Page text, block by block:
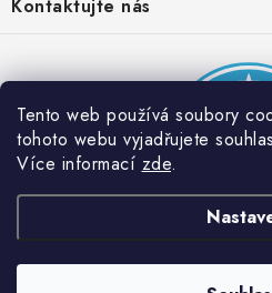
Tento web používá soubory
tohoto webu vyjadřujete
Více informací zde.
Provizní systém
Partner stránek: Super plecháček
Podmínky akce 2 + 1 zdarma
Kontaktujte nás